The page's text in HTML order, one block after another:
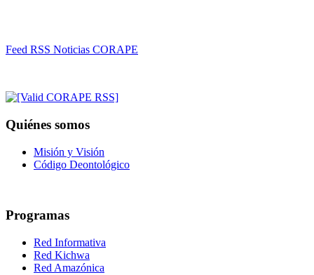
Feed RSS Noticias CORAPE
Quiénes somos
Misión y Visión
Código Deontológico
Programas
Red Informativa
Red Kichwa
Red Amazónica